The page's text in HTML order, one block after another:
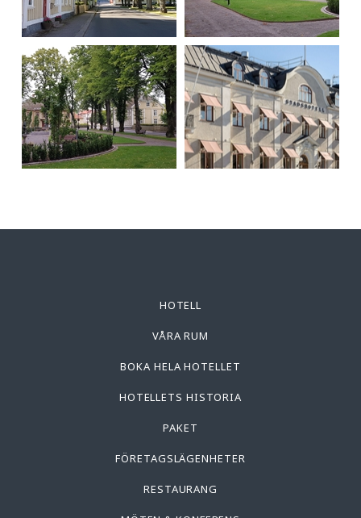
HOTELL
VÅRA RUM
BOKA HELA HOTELLET
HOTELLETS HISTORIA
PAKET
FÖRETAGSLÄGENHETER
RESTAURANG